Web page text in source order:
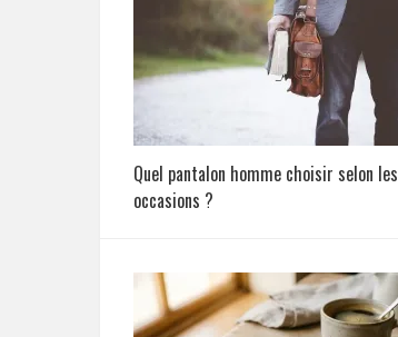
Quel pantalon homme choisir selon les
occasions ?